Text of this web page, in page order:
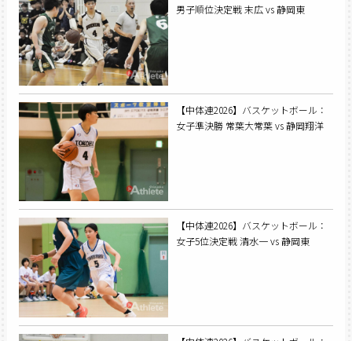
男子順位決定戦 末広 vs 静岡東
【中体連2026】バスケットボール：
女子準決勝 常葉大常葉 vs 静岡翔洋
【中体連2026】バスケットボール：
女子5位決定戦 清水一 vs 静岡東